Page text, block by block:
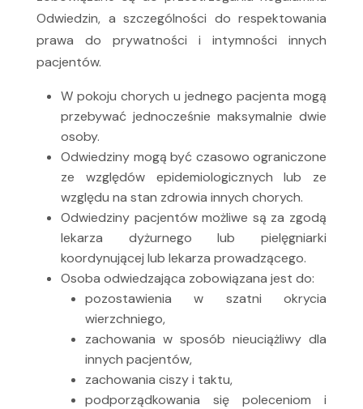
Odwiedzin, a szczególności do respektowania
prawa do prywatności i intymności innych
pacjentów.
W pokoju chorych u jednego pacjenta mogą
przebywać jednocześnie maksymalnie dwie
osoby.
Odwiedziny mogą być czasowo ograniczone
ze względów epidemiologicznych lub ze
względu na stan zdrowia innych chorych.
Odwiedziny pacjentów możliwe są za zgodą
lekarza dyżurnego lub pielęgniarki
koordynującej lub lekarza prowadzącego.
Osoba odwiedzająca zobowiązana jest do:
pozostawienia w szatni okrycia
wierzchniego,
zachowania w sposób nieuciążliwy dla
innych pacjentów,
zachowania ciszy i taktu,
podporządkowania się poleceniom i